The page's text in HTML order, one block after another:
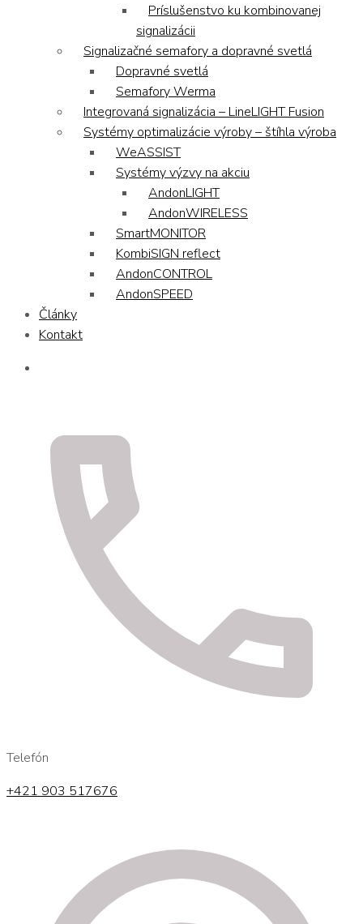
Príslušenstvo ku kombinovanej
signalizácii
Signalizačné semafory a dopravné svetlá
Dopravné svetlá
Semafory Werma
Integrovaná signalizácia – LineLIGHT Fusion
Systémy optimalizácie výroby – štíhla výroba
WeASSIST
Systémy výzvy na akciu
AndonLIGHT
AndonWIRELESS
SmartMONITOR
KombiSIGN reflect
AndonCONTROL
AndonSPEED
Články
Kontakt
Telefón
+421 903 517676